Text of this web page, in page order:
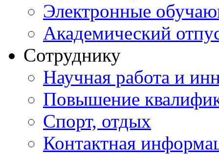
Электронные
Академический
Сотруднику
Научная работа и
Повышение
Спорт, отдых
Контактная